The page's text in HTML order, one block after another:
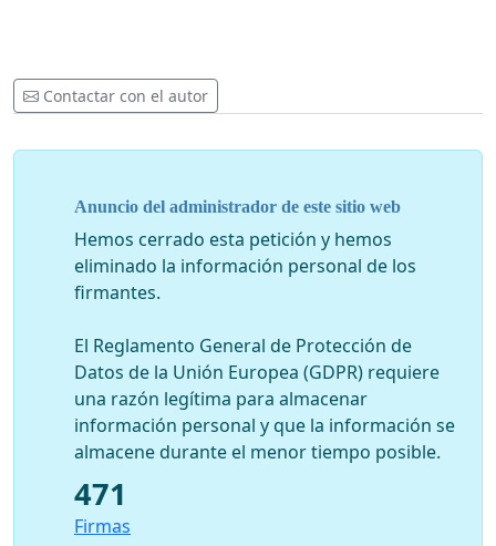
As profesoras da Facultade de Socioloxía da
solidariedade, o noso cariño e sobre todo a nosa
Convidamos as persoas que así o desexen a asinar este
manifesto contra a violencia na universidade pública e
polo dereito a debater.
A Coruña, 31 de maio de 2021
VERSIÓN EN ESPAÑOL
MANIFIESTO CONTRA LA VIOLENCIA EN LA
UNIVERSIDAD PÚBLICA Y POR EL DERECHO A
Contactar con el autor
Anuncio del administrador de este sitio web
Hemos cerrado esta petición y hemos
eliminado la información personal de los
firmantes.
El Reglamento General de Protección de
Datos de la Unión Europea (GDPR) requiere
una razón legítima para almacenar
información personal y que la información se
almacene durante el menor tiempo posible.
471
Firmas